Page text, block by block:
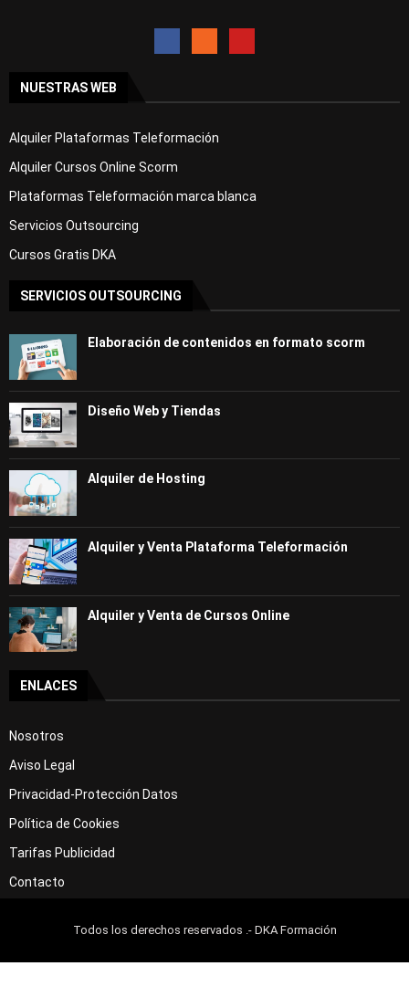
NUESTRAS WEB
Alquiler Plataformas Teleformación
Alquiler Cursos Online Scorm
Plataformas Teleformación marca blanca
Servicios Outsourcing
Cursos Gratis DKA
SERVICIOS OUTSOURCING
Elaboración de contenidos en formato scorm
Diseño Web y Tiendas
Alquiler de Hosting
Alquiler y Venta Plataforma Teleformación
Alquiler y Venta de Cursos Online
ENLACES
Nosotros
Aviso Legal
Privacidad-Protección Datos
Política de Cookies
Tarifas Publicidad
Contacto
Todos los derechos reservados .- DKA Formación